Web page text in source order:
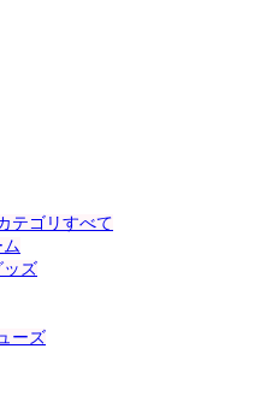
テゴリすべて
ッズ
ーズ